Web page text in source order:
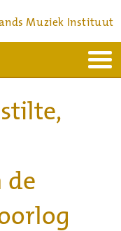
Muziek Instituut
de